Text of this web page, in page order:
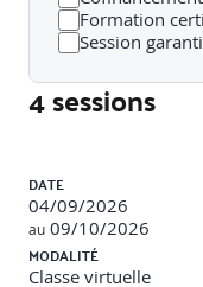
DEMI-JOURNEE 3 –
DES RISQUES
Méthodologie
vraisemblance et
quantitative,
traiter.
Activités : travail en
Formation
Session
4 sessions
DATE
04/09/2026
au 09/10/2026
MODALITÉ
Classe virtuelle